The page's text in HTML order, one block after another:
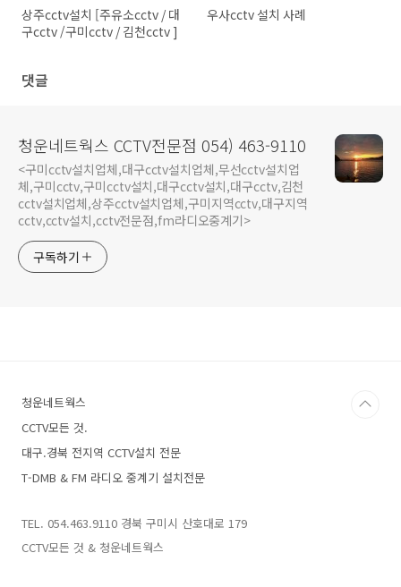
상주cctv설치 [주유소cctv / 대
구cctv /구미cctv / 김천cctv ]
우사cctv 설치 사례
댓글
청운네트웍스 CCTV전문점 054) 463-9110
<구미cctv설치업체,대구cctv설치업체,무선cctv설치업
체,구미cctv,구미cctv설치,대구cctv설치,대구cctv,김천
cctv설치업체,상주cctv설치업체,구미지역cctv,대구지역
cctv,cctv설치,cctv전문점,fm라디오중계기>
구독하기
청운네트웍스
CCTV모든 것.
대구.경북 전지역 CCTV설치 전문
T-DMB & FM 라디오 중계기 설치전문
TEL. 054.463.9110 경북 구미시 산호대로 179
CCTV모든 것 & 청운네트웍스